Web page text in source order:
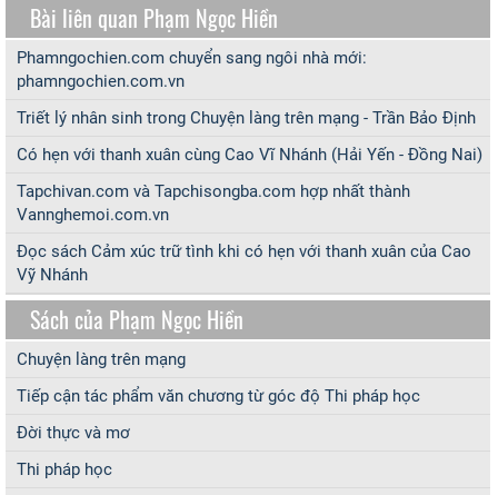
Bài liên quan Phạm Ngọc Hiền
Phamngochien.com chuyển sang ngôi nhà mới:
phamngochien.com.vn
Triết lý nhân sinh trong Chuyện làng trên mạng - Trần Bảo Định
Có hẹn với thanh xuân cùng Cao Vĩ Nhánh (Hải Yến - Đồng Nai)
Tapchivan.com và Tapchisongba.com hợp nhất thành
Vannghemoi.com.vn
Đọc sách Cảm xúc trữ tình khi có hẹn với thanh xuân của Cao
Vỹ Nhánh
Sách của Phạm Ngọc Hiền
Chuyện làng trên mạng
Tiếp cận tác phẩm văn chương từ góc độ Thi pháp học
Đời thực và mơ
Thi pháp học